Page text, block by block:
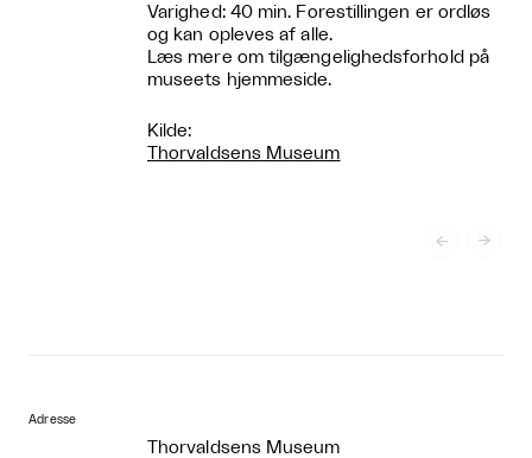
Varighed: 40 min. Forestillingen er ordløs
og kan opleves af alle.
Læs mere om tilgængelighedsforhold på
museets hjemmeside.
Kilde:
Thorvaldsens Museum
 
Adresse
Thorvaldsens Museum